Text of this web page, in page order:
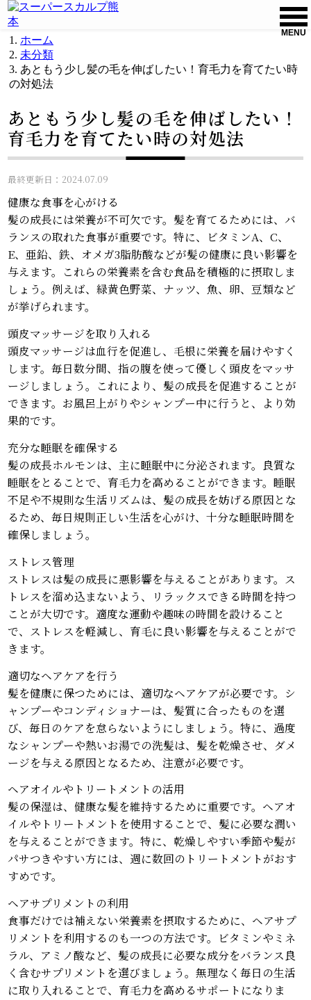
MENU
ホーム
未分類
あともう少し髪の毛を伸ばしたい！育毛力を育てたい時
の対処法
あともう少し髪の毛を伸ばしたい！
育毛力を育てたい時の対処法
最終更新日：2024.07.09
健康な食事を心がける
髪の成長には栄養が不可欠です。髪を育てるためには、バ
ランスの取れた食事が重要です。特に、ビタミンA、C、
E、亜鉛、鉄、オメガ3脂肪酸などが髪の健康に良い影響を
与えます。これらの栄養素を含む食品を積極的に摂取しま
しょう。例えば、緑黄色野菜、ナッツ、魚、卵、豆類など
が挙げられます。
頭皮マッサージを取り入れる
頭皮マッサージは血行を促進し、毛根に栄養を届けやすく
します。毎日数分間、指の腹を使って優しく頭皮をマッサ
ージしましょう。これにより、髪の成長を促進することが
できます。お風呂上がりやシャンプー中に行うと、より効
果的です。
充分な睡眠を確保する
髪の成長ホルモンは、主に睡眠中に分泌されます。良質な
睡眠をとることで、育毛力を高めることができます。睡眠
不足や不規則な生活リズムは、髪の成長を妨げる原因とな
るため、毎日規則正しい生活を心がけ、十分な睡眠時間を
確保しましょう。
ストレス管理
ストレスは髪の成長に悪影響を与えることがあります。ス
トレスを溜め込まないよう、リラックスできる時間を持つ
ことが大切です。適度な運動や趣味の時間を設けること
で、ストレスを軽減し、育毛に良い影響を与えることがで
きます。
適切なヘアケアを行う
髪を健康に保つためには、適切なヘアケアが必要です。シ
ャンプーやコンディショナーは、髪質に合ったものを選
び、毎日のケアを怠らないようにしましょう。特に、過度
なシャンプーや熱いお湯での洗髪は、髪を乾燥させ、ダメ
ージを与える原因となるため、注意が必要です。
ヘアオイルやトリートメントの活用
髪の保湿は、健康な髪を維持するために重要です。ヘアオ
イルやトリートメントを使用することで、髪に必要な潤い
を与えることができます。特に、乾燥しやすい季節や髪が
パサつきやすい方には、週に数回のトリートメントがおす
すめです。
ヘアサプリメントの利用
食事だけでは補えない栄養素を摂取するために、ヘアサプ
リメントを利用するのも一つの方法です。ビタミンやミネ
ラル、アミノ酸など、髪の成長に必要な成分をバランス良
く含むサプリメントを選びましょう。無理なく毎日の生活
に取り入れることで、育毛力を高めるサポートになりま